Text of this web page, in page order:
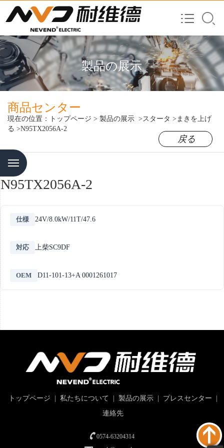
製品の展示
商品センター
現在の位置： トップページ > 製品の展示 >スタータ >まきを上げ
る >N95TX2056A-2
戻る
Menu
N95TX2056A-2
仕様 24V/8.0kW/11T/47.6
対応 上柴SC9DF
OEM D11-101-13+A 0001261017
トップページ 私たちについて 製品の展示| プレスセンター
連絡先
0574-63204314